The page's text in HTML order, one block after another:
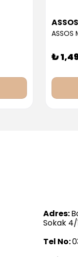
ASSOS
₺
Adres:
Sokak
Tel No: